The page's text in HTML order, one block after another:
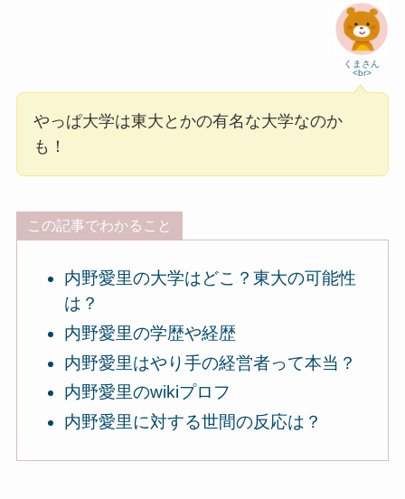
くまさん
<br>
やっぱ大学は東大とかの有名な大学なのか
も！
この記事でわかること
内野愛里の大学はどこ？東大の可能性
は？
内野愛里の学歴や経歴
内野愛里はやり手の経営者って本当？
内野愛里のwikiプロフ
内野愛里に対する世間の反応は？